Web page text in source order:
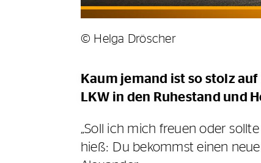
© Helga Dröscher
Kaum jemand ist so stolz
LKW in den Ruhestand und
„Soll ich mich freuen oder
hieß: Du bekommst einen